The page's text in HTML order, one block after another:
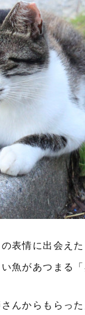
表情に出会え
魚があつまる
んからもらっ